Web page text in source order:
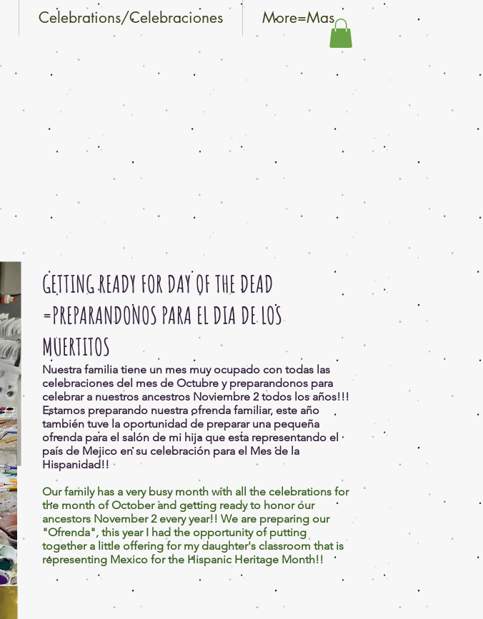
Celebrations/Celebraciones More=Mas
GETTING READY FOR DAY OF THE DEAD
=PREPARANDONOS PARA EL DIA DE LOS
MUERTITOS
Nuestra familia tiene un mes muy ocupado con todas las
celebraciones del mes de Octubre y preparandonos para
celebrar a nuestros ancestros Noviembre 2 todos los años!!!
Estamos preparando nuestra ofrenda familiar, este año
también tuve la oportunidad de preparar una pequeña
ofrenda para el salón de mi hija que esta representando el
país de Mejico en su celebración para el Mes de la
Hispanidad!!
Our family has a very busy month with all the celebrations for
the month of October and getting ready to honor our
ancestors November 2 every year!! We are preparing our
"Ofrenda", this year I had the opportunity of putting
together a little offering for my daughter's classroom that is
representing Mexico for the Hispanic Heritage Month!!